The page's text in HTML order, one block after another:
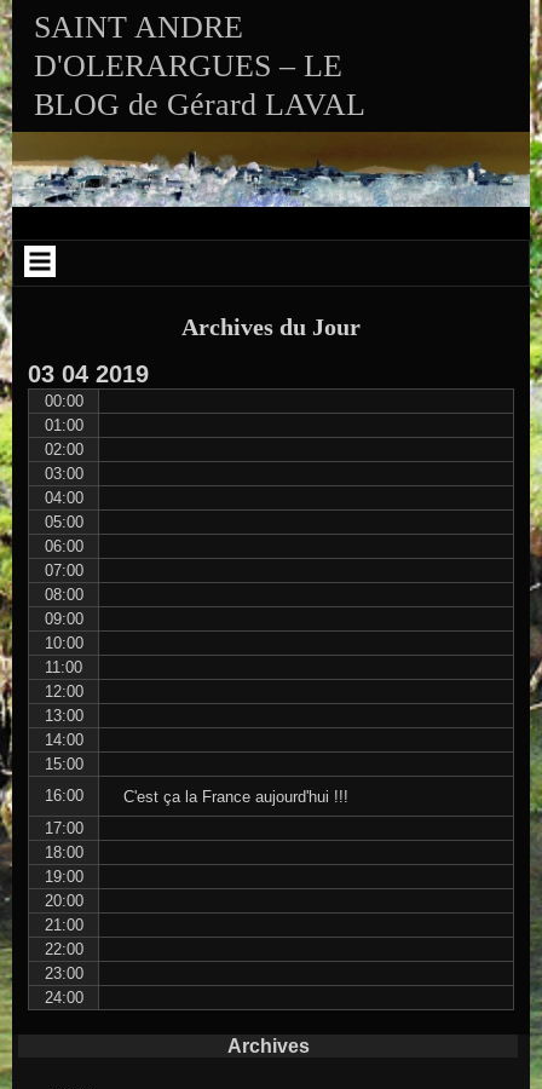
Skip to VISITS_COUNTER_WIDGET
SAINT ANDRE
D'OLERARGUES – LE
BLOG de Gérard LAVAL
Archives du Jour
03 04 2019
00:00
01:00
02:00
03:00
04:00
05:00
06:00
07:00
08:00
09:00
10:00
11:00
12:00
13:00
14:00
15:00
16:00
C'est ça la France aujourd'hui !!!
17:00
18:00
19:00
20:00
21:00
22:00
23:00
24:00
Archives